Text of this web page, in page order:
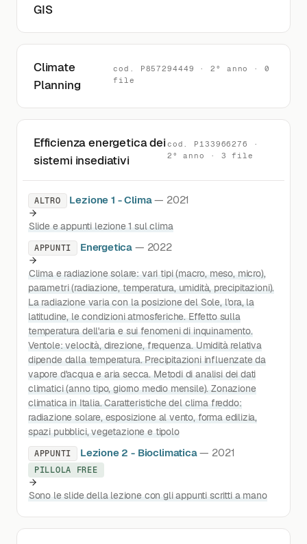
GIS
Climate
Planning
cod. P857294449 · 2° anno · 0
file
Efficienza energetica dei
sistemi insediativi
cod. P133966276 ·
2° anno · 3 file
ALTRO Lezione 1 - Clima — 2021
Slide e appunti lezione 1 sul clima
APPUNTI Energetica — 2022
Clima e radiazione solare: vari tipi (macro, meso, micro),
parametri (radiazione, temperatura, umidità, precipitazioni).
La radiazione varia con la posizione del Sole, l'ora, la
latitudine, le condizioni atmosferiche. Effetto sulla
temperatura dell'aria e sui fenomeni di inquinamento.
Ventole: velocità, direzione, frequenza. Umidità relativa
dipende dalla temperatura. Precipitazioni influenzate da
vapore d'acqua e aria secca. Metodi di analisi dei dati
climatici (anno tipo, giorno medio mensile). Zonazione
climatica in Italia. Caratteristiche del clima freddo:
radiazione solare, esposizione al vento, forma edilizia,
spazi pubblici, vegetazione e tipolo
APPUNTI Lezione 2 - Bioclimatica — 2021
PILLOLA FREE
Sono le slide della lezione con gli appunti scritti a mano